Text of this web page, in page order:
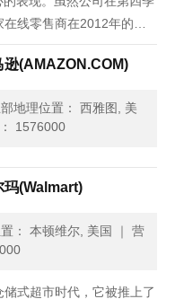
线零售商在2012年的净
年，公司的净收入为
逊(AMAZON.COM)
地理位置： 西雅图, 美
1576000
玛(Walmart)
： 本顿维尔, 美国 ｜ 营
式超市时代，它被推上了